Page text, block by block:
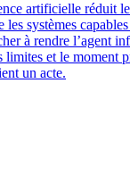
artificielle réduit
systèmes
à rendre l’agent
limites et le moment
un acte.